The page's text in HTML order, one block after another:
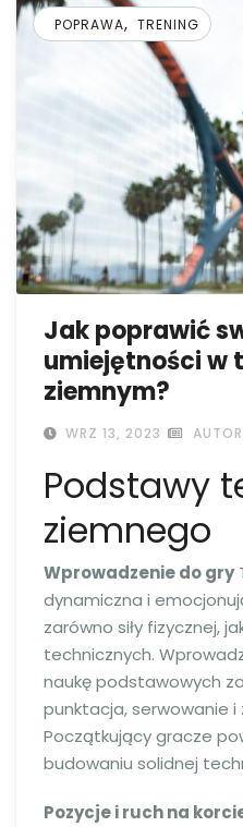
POPRAWA, TRENING
Jak poprawić
umiejętności w
ziemnym?
WRZ 13, 2023
Podstawy
ziemnego
Wprowadzenie do gry
dynamiczna i
zarówno siły fizycznej,
technicznych.
naukę podstawowych
punktacja, serwowanie i
Początkujący gracze
budowaniu solidnej
Pozycje i ruch na